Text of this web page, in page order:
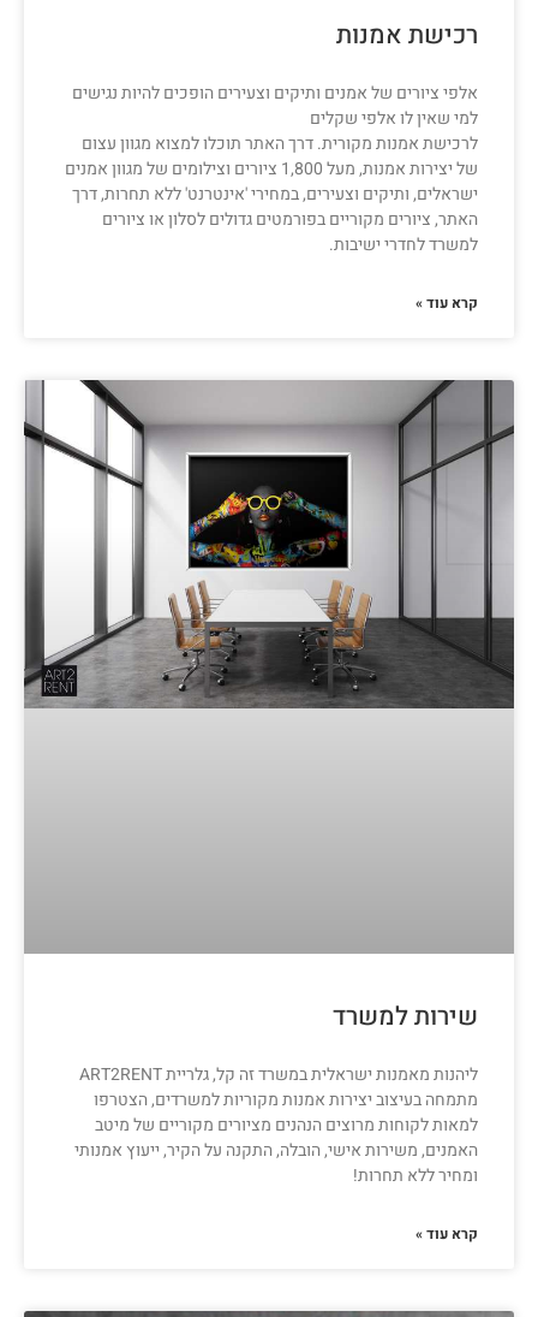
רכישת אמנות
אלפי ציורים של אמנים ותיקים וצעירים הופכים להיות נגישים
למי שאין לו אלפי שקלים
לרכישת אמנות מקורית. דרך האתר תוכלו למצוא מגוון עצום
של יצירות אמנות, מעל 1,800 ציורים וצילומים של מגוון אמנים
ישראלים, ותיקים וצעירים, במחירי 'אינטרנט' ללא תחרות, דרך
האתר, ציורים מקוריים בפורמטים גדולים לסלון או ציורים
למשרד לחדרי ישיבות.
קרא עוד »
שירות למשרד
ליהנות מאמנות ישראלית במשרד זה קל, גלריית ART2RENT
מתמחה בעיצוב יצירות אמנות מקוריות למשרדים, הצטרפו
למאות לקוחות מרוצים הנהנים מציורים מקוריים של מיטב
האמנים, משירות אישי, הובלה, התקנה על הקיר, ייעוץ אמנותי
ומחיר ללא תחרות!
קרא עוד »